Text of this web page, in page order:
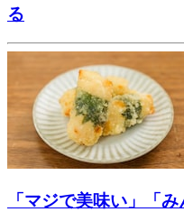
る
「マジで美味い」「